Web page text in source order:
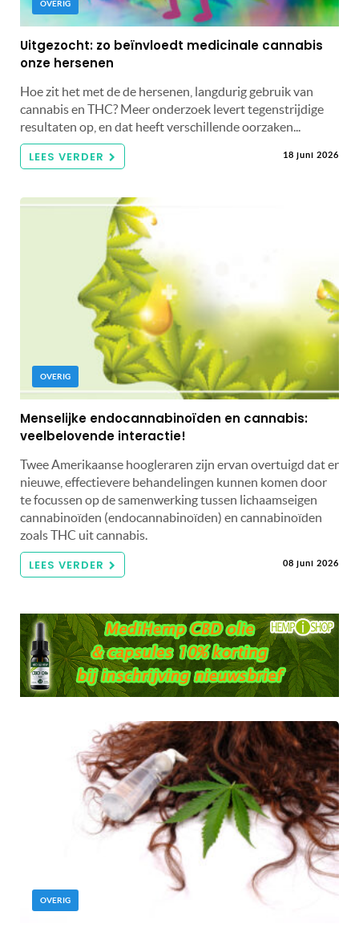
OVERIG
Uitgezocht: zo beïnvloedt medicinale cannabis
onze hersenen
Hoe zit het met de de hersenen, langdurig gebruik van
cannabis en THC? Meer onderzoek levert tegenstrijdige
resultaten op, en dat heeft verschillende oorzaken...
LEES VERDER 18 juni 2026
OVERIG
Menselijke endocannabinoïden en cannabis:
veelbelovende interactie!
Twee Amerikaanse hoogleraren zijn ervan overtuigd dat er
nieuwe, effectievere behandelingen kunnen komen door
te focussen op de samenwerking tussen lichaamseigen
cannabinoïden (endocannabinoïden) en cannabinoïden
zoals THC uit cannabis.
LEES VERDER 08 juni 2026
OVERIG